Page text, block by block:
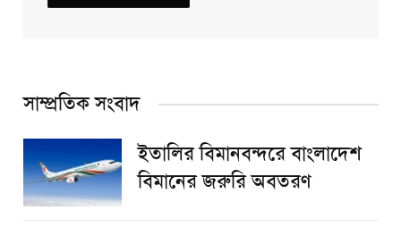
সাম্প্রতিক সংবাদ
ইতালির বিমানবন্দরে বাংলাদেশ
বিমানের জরুরি অবতরণ